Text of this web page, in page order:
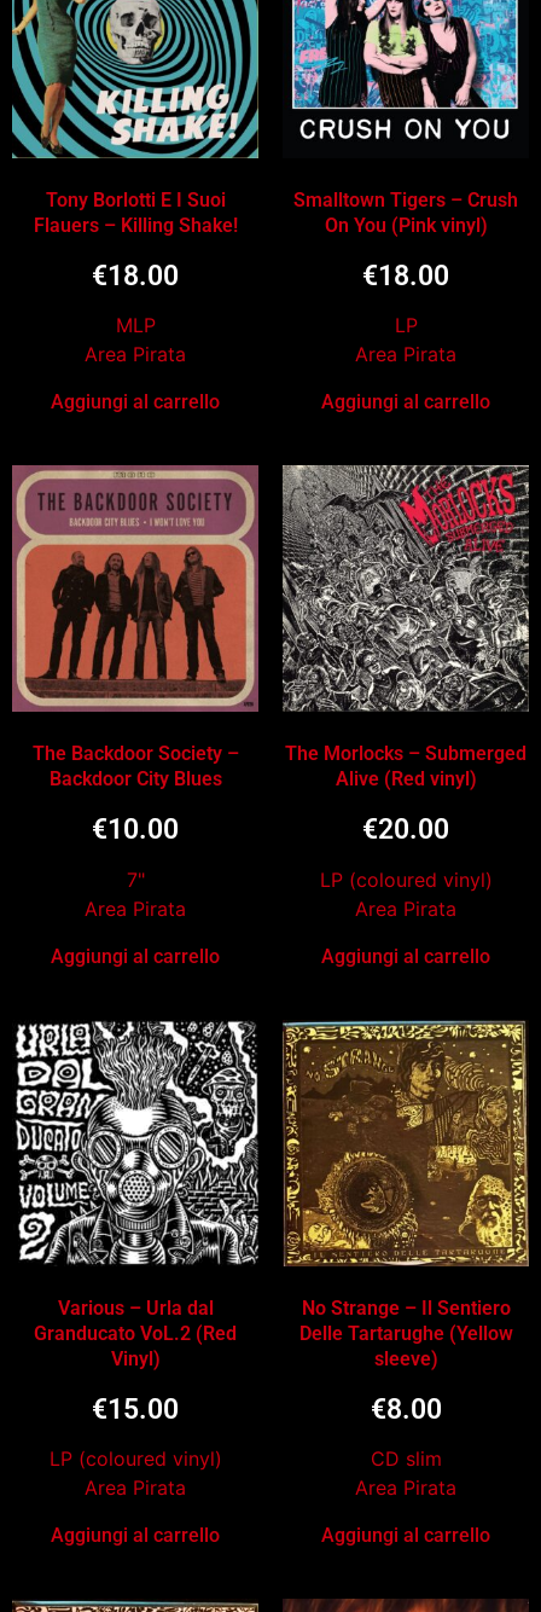
Tony Borlotti E I Suoi
Flauers – Killing Shake!
€18.00
MLP
Area Pirata
Aggiungi al carrello
Smalltown Tigers – Crush
On You (Pink vinyl)
€18.00
LP
Area Pirata
Aggiungi al carrello
The Backdoor Society –
Backdoor City Blues
€10.00
7"
Area Pirata
Aggiungi al carrello
The Morlocks – Submerged
Alive (Red vinyl)
€20.00
LP (coloured vinyl)
Area Pirata
Aggiungi al carrello
Various – Urla dal
Granducato VoL.2 (Red
Vinyl)
€15.00
LP (coloured vinyl)
Area Pirata
Aggiungi al carrello
No Strange – Il Sentiero
Delle Tartarughe (Yellow
sleeve)
€8.00
CD slim
Area Pirata
Aggiungi al carrello